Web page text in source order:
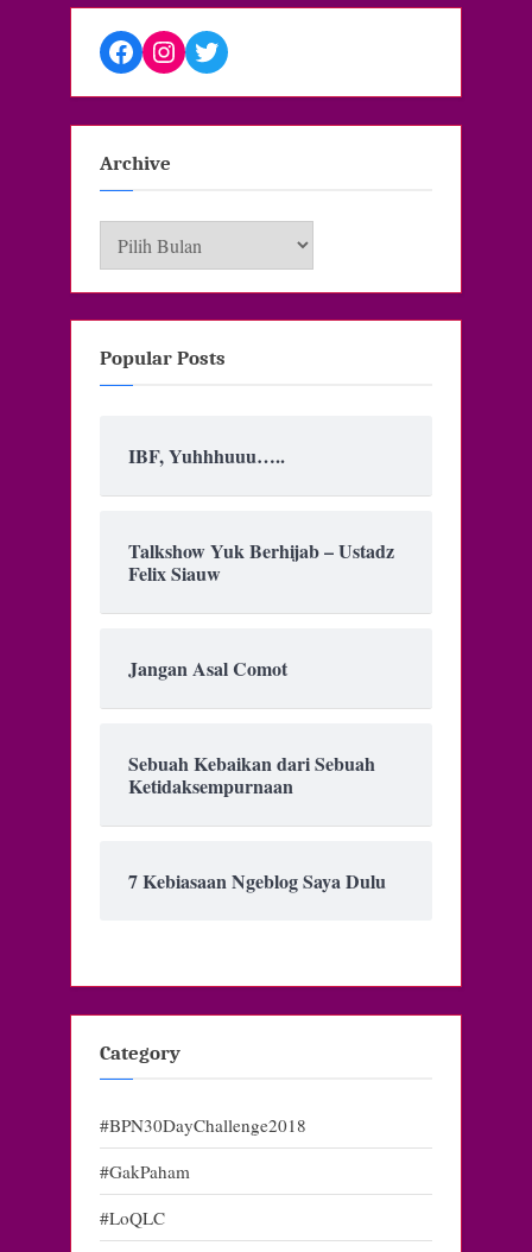
Facebook
Instagram
Twitter
Archive
Archive
Popular Posts
IBF, Yuhhhuuu…..
Talkshow Yuk Berhijab – Ustadz
Felix Siauw
Jangan Asal Comot
Sebuah Kebaikan dari Sebuah
Ketidaksempurnaan
7 Kebiasaan Ngeblog Saya Dulu
Category
#BPN30DayChallenge2018
#GakPaham
#LoQLC